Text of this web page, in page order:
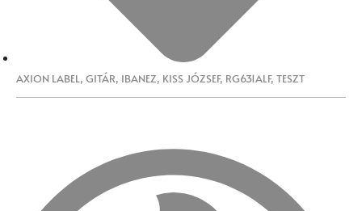
AXION LABEL, GITÁR, IBANEZ, KISS JÓZSEF, RG631ALF, TESZT